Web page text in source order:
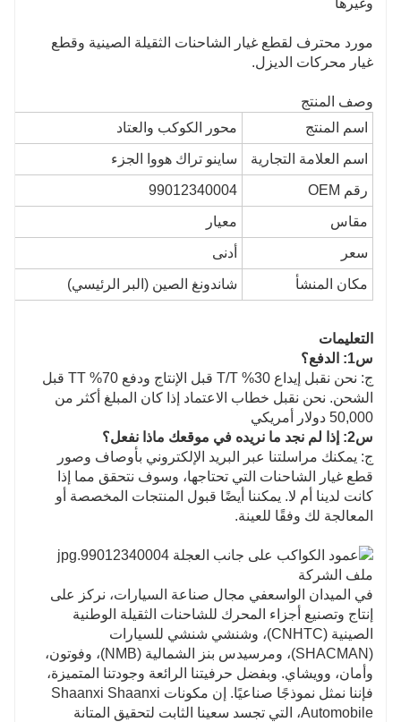
مورد محترف لقطع غيار الشاحنات الثقيلة الصينية وقطع
غيار محركات الديزل.
وصف المنتج
اسم المنتج
محور الكوكب والعتاد
اسم العلامة التجارية ساينو تراك هووا الجزء
رقم OEM 99012340004
مقاس معيار
سعر أدنى
مكان المنشأ شاندونغ الصين (البر الرئيسي)
التعليمات
س1: الدفع؟
ج: نحن نقبل إيداع 30% T/T قبل الإنتاج ودفع 70% TT قبل
الشحن. نحن نقبل خطاب الاعتماد إذا كان المبلغ أكثر من
50,000 دولار أمريكي
س2: إذا لم نجد ما نريده في موقعك ماذا نفعل؟
ج: يمكنك مراسلتنا عبر البريد الإلكتروني بأوصاف وصور
قطع غيار الشاحنات التي تحتاجها، وسوف نتحقق مما إذا
كانت لدينا أم لا. يمكننا أيضًا قبول المنتجات المخصصة أو
المعالجة لك وفقًا للعينة.
ملف الشركة
في الميدان الواسعفي مجال صناعة السيارات، نركز على
إنتاج وتصنيع أجزاء المحرك للشاحنات الثقيلة الوطنية
الصينية (CNHTC)، وشنشي شنشي للسيارات
(SHACMAN)، ومرسيدس بنز الشمالية (NMB)، وفوتون،
وأمان، وويشاي. وبفضل حرفيتنا الرائعة وجودتنا المتميزة،
فإننا نمثل نموذجًا صناعيًا. إن مكونات Shaanxi Shaanxi
Automobile، التي تجسد سعينا الثابت لتحقيق المتانة